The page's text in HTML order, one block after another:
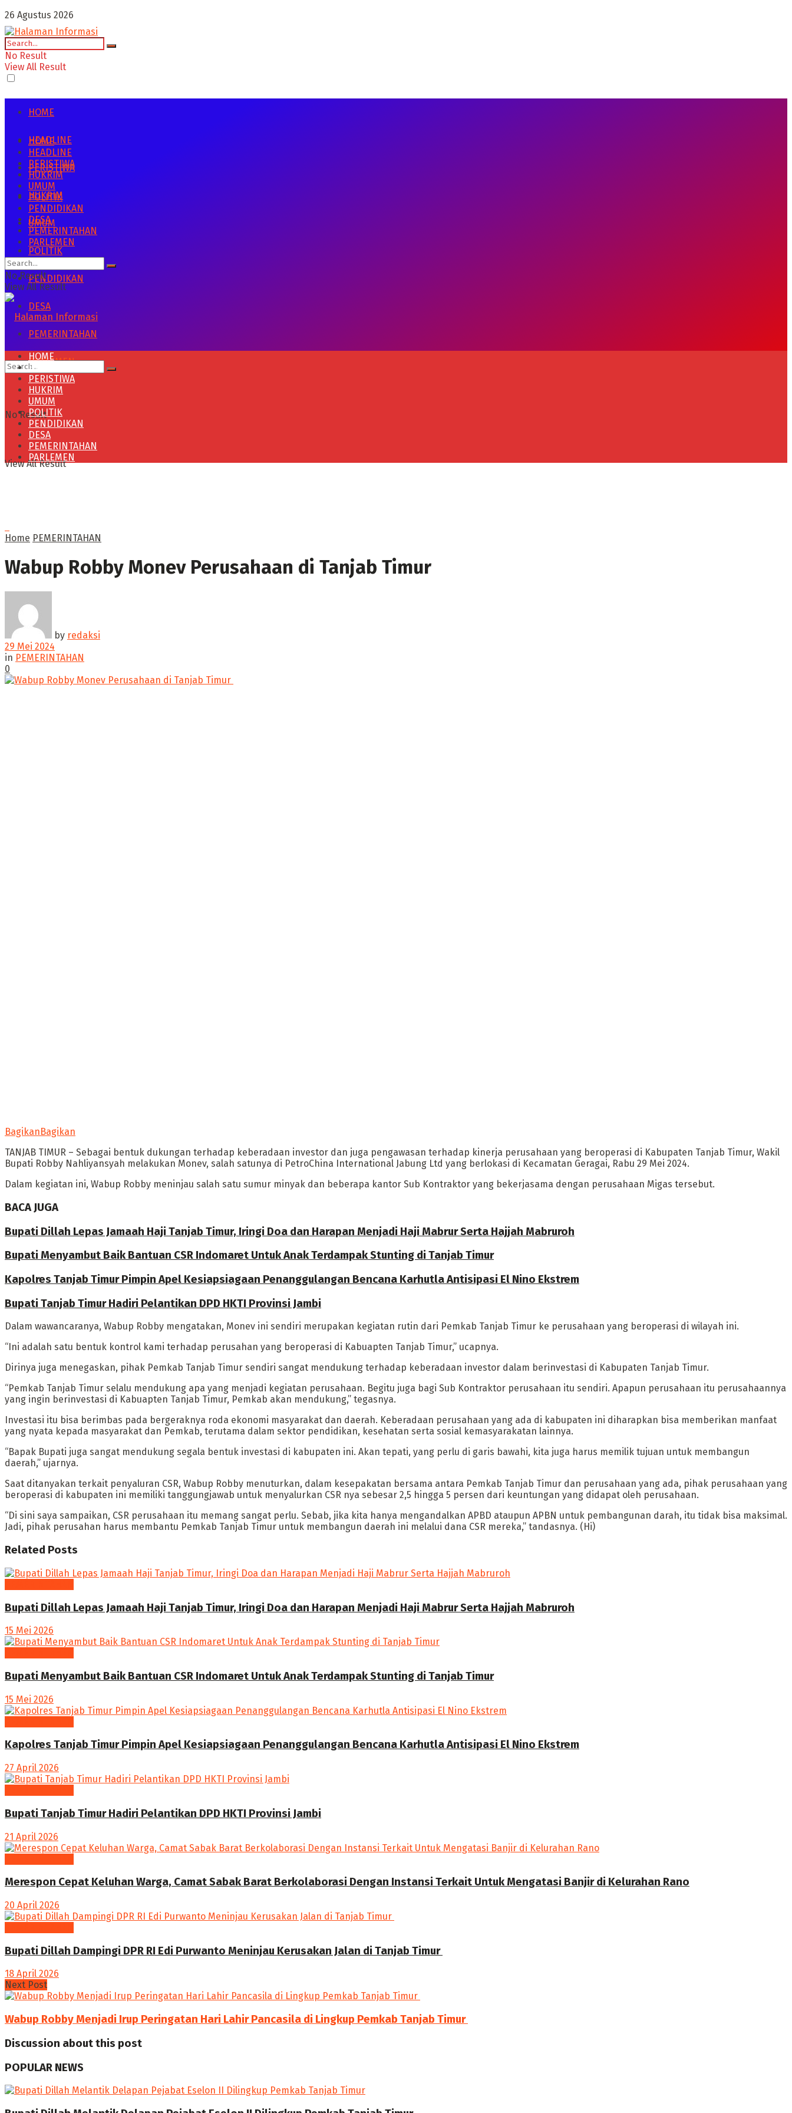
26 Agustus 2026
No Result
View All Result
HOME
HEADLINE
PERISTIWA
HUKRIM
UMUM
POLITIK
PENDIDIKAN
DESA
PEMERINTAHAN
PARLEMEN
HOME
HEADLINE
PERISTIWA
HUKRIM
UMUM
POLITIK
PENDIDIKAN
DESA
PEMERINTAHAN
PARLEMEN
No Result
View All Result
No Result
View All Result
HOME
HEADLINE
PERISTIWA
HUKRIM
UMUM
POLITIK
PENDIDIKAN
DESA
PEMERINTAHAN
PARLEMEN
Home PEMERINTAHAN
Wabup Robby Monev Perusahaan di Tanjab Timur
by redaksi
29 Mei 2024
in PEMERINTAHAN
0
BagikanBagikan
TANJAB TIMUR – Sebagai bentuk dukungan terhadap keberadaan investor dan juga pengawasan terhadap kinerja perusahaan yang beroperasi di Kabupaten Tanjab Timur, Wakil
Bupati Robby Nahliyansyah melakukan Monev, salah satunya di PetroChina International Jabung Ltd yang berlokasi di Kecamatan Geragai, Rabu 29 Mei 2024.
Dalam kegiatan ini, Wabup Robby meninjau salah satu sumur minyak dan beberapa kantor Sub Kontraktor yang bekerjasama dengan perusahaan Migas tersebut.
BACA JUGA
Bupati Dillah Lepas Jamaah Haji Tanjab Timur, Iringi Doa dan Harapan Menjadi Haji Mabrur Serta Hajjah Mabruroh
Bupati Menyambut Baik Bantuan CSR Indomaret Untuk Anak Terdampak Stunting di Tanjab Timur
Kapolres Tanjab Timur Pimpin Apel Kesiapsiagaan Penanggulangan Bencana Karhutla Antisipasi El Nino Ekstrem
Bupati Tanjab Timur Hadiri Pelantikan DPD HKTI Provinsi Jambi
Dalam wawancaranya, Wabup Robby mengatakan, Monev ini sendiri merupakan kegiatan rutin dari Pemkab Tanjab Timur ke perusahaan yang beroperasi di wilayah ini.
“Ini adalah satu bentuk kontrol kami terhadap perusahan yang beroperasi di Kabuapten Tanjab Timur,” ucapnya.
Dirinya juga menegaskan, pihak Pemkab Tanjab Timur sendiri sangat mendukung terhadap keberadaan investor dalam berinvestasi di Kabupaten Tanjab Timur.
“Pemkab Tanjab Timur selalu mendukung apa yang menjadi kegiatan perusahaan. Begitu juga bagi Sub Kontraktor perusahaan itu sendiri. Apapun perusahaan itu perusahaannya
yang ingin berinvestasi di Kabuapten Tanjab Timur, Pemkab akan mendukung,” tegasnya.
Investasi itu bisa berimbas pada bergeraknya roda ekonomi masyarakat dan daerah. Keberadaan perusahaan yang ada di kabupaten ini diharapkan bisa memberikan manfaat
yang nyata kepada masyarakat dan Pemkab, terutama dalam sektor pendidikan, kesehatan serta sosial kemasyarakatan lainnya.
“Bapak Bupati juga sangat mendukung segala bentuk investasi di kabupaten ini. Akan tepati, yang perlu di garis bawahi, kita juga harus memilik tujuan untuk membangun
daerah,” ujarnya.
Saat ditanyakan terkait penyaluran CSR, Wabup Robby menuturkan, dalam kesepakatan bersama antara Pemkab Tanjab Timur dan perusahaan yang ada, pihak perusahaan yang
beroperasi di kabupaten ini memiliki tanggungjawab untuk menyalurkan CSR nya sebesar 2,5 hingga 5 persen dari keuntungan yang didapat oleh perusahaan.
“Di sini saya sampaikan, CSR perusahaan itu memang sangat perlu. Sebab, jika kita hanya mengandalkan APBD ataupun APBN untuk pembangunan darah, itu tidak bisa maksimal.
Jadi, pihak perusahan harus membantu Pemkab Tanjab Timur untuk membangun daerah ini melalui dana CSR mereka,” tandasnya. (Hi)
Related Posts
Bupati Dillah Lepas Jamaah Haji Tanjab Timur, Iringi Doa dan Harapan Menjadi Haji Mabrur Serta Hajjah Mabruroh
15 Mei 2026
Bupati Menyambut Baik Bantuan CSR Indomaret Untuk Anak Terdampak Stunting di Tanjab Timur
15 Mei 2026
Kapolres Tanjab Timur Pimpin Apel Kesiapsiagaan Penanggulangan Bencana Karhutla Antisipasi El Nino Ekstrem
27 April 2026
Bupati Tanjab Timur Hadiri Pelantikan DPD HKTI Provinsi Jambi
21 April 2026
Merespon Cepat Keluhan Warga, Camat Sabak Barat Berkolaborasi Dengan Instansi Terkait Untuk Mengatasi Banjir di Kelurahan Rano
20 April 2026
Bupati Dillah Dampingi DPR RI Edi Purwanto Meninjau Kerusakan Jalan di Tanjab Timur
18 April 2026
Next Post
Wabup Robby Menjadi Irup Peringatan Hari Lahir Pancasila di Lingkup Pemkab Tanjab Timur
Discussion about this post
POPULAR NEWS